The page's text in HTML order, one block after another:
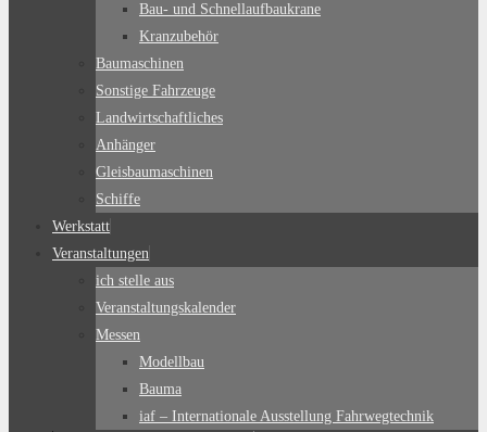
Bau- und Schnellaufbaukrane
Kranzubehör
Baumaschinen
Sonstige Fahrzeuge
Landwirtschaftliches
Anhänger
Gleisbaumaschinen
Schiffe
Werkstatt
Veranstaltungen
ich stelle aus
Veranstaltungskalender
Messen
Modellbau
Bauma
iaf – Internationale Ausstellung Fahrwegtechnik